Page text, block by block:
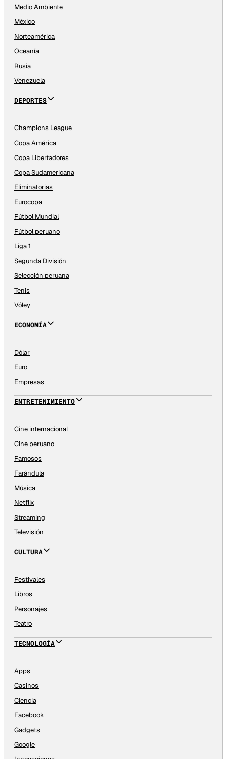
Medio Ambiente
México
Norteamérica
Oceanía
Rusia
Venezuela
DEPORTES
Champions League
Copa América
Copa Libertadores
Copa Sudamericana
Eliminatorias
Eurocopa
Fútbol Mundial
Fútbol peruano
Liga 1
Segunda División
Selección peruana
Tenis
Vóley
ECONOMÍA
Dólar
Euro
Empresas
ENTRETENIMIENTO
Cine internacional
Cine peruano
Famosos
Farándula
Música
Netflix
Streaming
Televisión
CULTURA
Festivales
Libros
Personajes
Teatro
TECNOLOGÍA
Apps
Casinos
Ciencia
Facebook
Gadgets
Google